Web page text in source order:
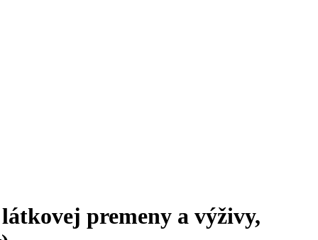
premeny a výživy,